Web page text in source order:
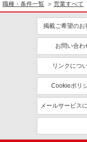
職種・条件一覧 営業すべて
掲載ご希望のお
お問い合わ
リンクにつ
Cookieポリ
メールサービス